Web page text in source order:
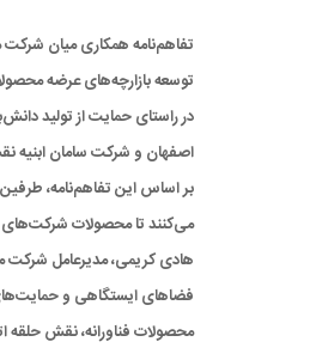
تفاهم‌نامه همکاری میان
توسعه بازارچه‌های عرضه
در راستای حمایت از تولید
اصفهان و شرکت سامان ابنیه
بر اساس این تفاهم‌نامه، طرفین
می‌کنند تا محصولات شرکت‌های
هادی کریمی، مدیرعامل شرکت
فضاهای ایستگاهی و
محصولات فناورانه، نقش حلقه